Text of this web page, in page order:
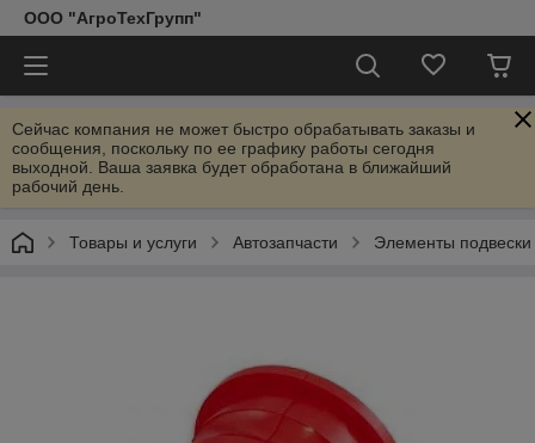
ООО "АгроТехГрупп"
Сейчас компания не может быстро обрабатывать заказы и
сообщения, поскольку по ее графику работы сегодня
выходной. Ваша заявка будет обработана в ближайший
рабочий день.
Товары и услуги Автозапчасти Элементы подвески